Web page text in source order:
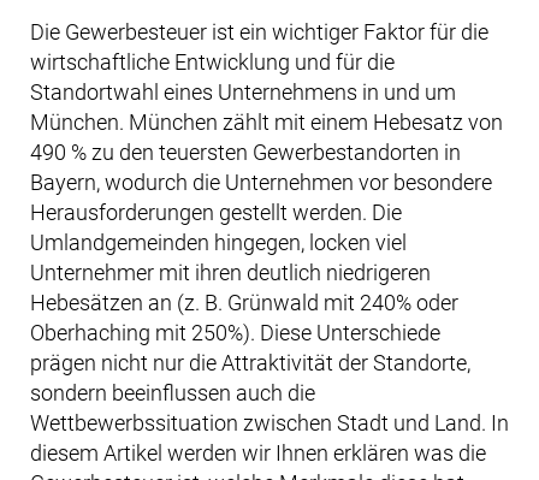
Die Gewerbesteuer ist ein wichtiger Faktor für die
wirtschaftliche Entwicklung und für die
Standortwahl eines Unternehmens in und um
München. München zählt mit einem Hebesatz von
490 % zu den teuersten Gewerbestandorten in
Bayern, wodurch die Unternehmen vor besondere
Herausforderungen gestellt werden. Die
Umlandgemeinden hingegen, locken viel
Unternehmer mit ihren deutlich niedrigeren
Hebesätzen an (z. B. Grünwald mit 240% oder
Oberhaching mit 250%). Diese Unterschiede
prägen nicht nur die Attraktivität der Standorte,
sondern beeinflussen auch die
Wettbewerbssituation zwischen Stadt und Land. In
diesem Artikel werden wir Ihnen erklären was die